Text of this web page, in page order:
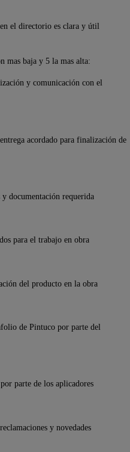
el directorio es clara y útil
mas baja y 5 la mas alta:
y comunicación con el
acordado para finalización de
documentación requerida
para el trabajo en obra
del producto en la obra
de Pintuco por parte del
parte de los aplicadores
y novedades